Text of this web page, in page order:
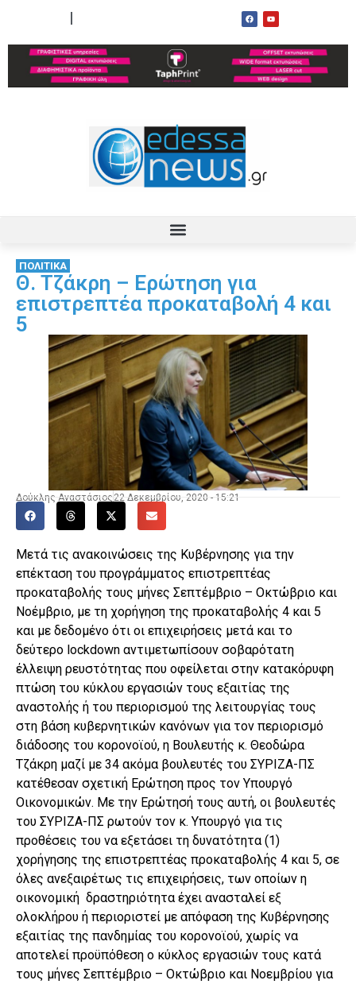
ΠΟΛΙΤΙΚΑ
Θ. Τζάκρη – Ερώτηση για
επιστρεπτέα προκαταβολή 4 και
5
Δούκλης Αναστάσιος 22 Δεκεμβρίου, 2020 - 15:21
Μετά τις ανακοινώσεις της Κυβέρνησης για την
επέκταση του προγράμματος επιστρεπτέας
προκαταβολής τους μήνες Σεπτέμβριο – Οκτώβριο και
Νοέμβριο, με τη χορήγηση της προκαταβολής 4 και 5
και με δεδομένο ότι οι επιχειρήσεις μετά και το
δεύτερο lockdown αντιμετωπίσουν σοβαρότατη
έλλειψη ρευστότητας που οφείλεται στην κατακόρυφη
πτώση του κύκλου εργασιών τους εξαιτίας της
αναστολής ή του περιορισμού της λειτουργίας τους
στη βάση κυβερνητικών κανόνων για τον περιορισμό
διάδοσης του κορονοϊού, η Βουλευτής κ. Θεοδώρα
Τζάκρη μαζί με 34 ακόμα βουλευτές του ΣΥΡΙΖΑ-ΠΣ
κατέθεσαν σχετική Ερώτηση προς τον Υπουργό
Οικονομικών. Με την Ερώτησή τους αυτή, οι βουλευτές
του ΣΥΡΙΖΑ-ΠΣ ρωτούν τον κ. Υπουργό για τις
προθέσεις του να εξετάσει τη δυνατότητα (1)
χορήγησης της επιστρεπτέας προκαταβολής 4 και 5, σε
όλες ανεξαιρέτως τις επιχειρήσεις, των οποίων η
οικονομική δραστηριότητα έχει ανασταλεί εξ
ολοκλήρου ή περιοριστεί με απόφαση της Κυβέρνησης
εξαιτίας της πανδημίας του κορονοϊού, χωρίς να
αποτελεί προϋπόθεση ο κύκλος εργασιών τους κατά
τους μήνες Σεπτέμβριο – Οκτώβριο και Νοεμβρίου για